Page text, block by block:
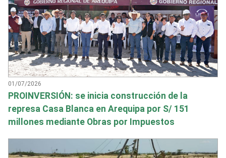
01/07/2026
PROINVERSIÓN: se inicia construcción de la
represa Casa Blanca en Arequipa por S/ 151
millones mediante Obras por Impuestos